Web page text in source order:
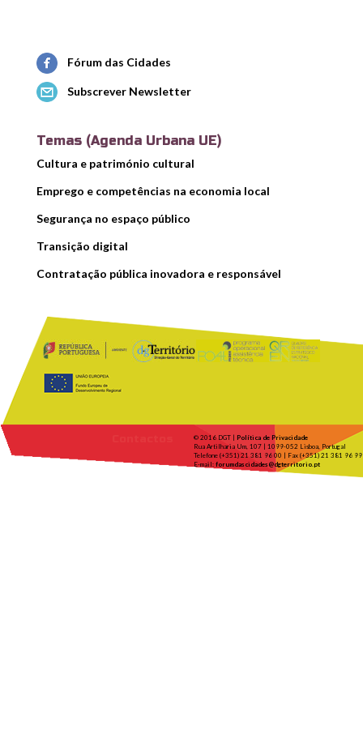
Fórum das Cidades
Subscrever Newsletter
Temas (Agenda Urbana UE)
Cultura e património cultural
Emprego e competências na economia local
Segurança no espaço público
Transição digital
Contratação pública inovadora e responsável
© 2016 DGT | Política de Privacidade
Rua Artilharia Um, 107 | 1099-052 Lisboa, Portugal
Telefone (+351) 21 381 96 00 | Fax (+351) 21 381 96 99
E-mail: forumdascidades@dgterritorio.pt